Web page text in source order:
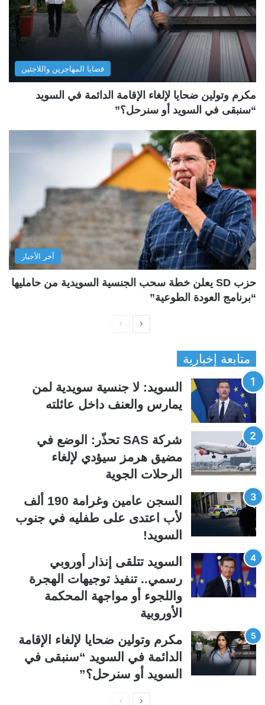
قضايا المهاجرين واللاجئين
مكرم وتولين ضحايا لإلغاء الإقامة الدائمة في السويد
“سنبقى في السويد أو سنرحل؟”
آخر الأخبار
حزب SD يعلن خطة سحب الجنسية السويدية من حامليها
“برنامج العودة الطوعية”
ح
ة
ل
س
ا
ق
ة
ح
ة
ل
ت
ي
ة
متابعة إخبارية
السويد: لا جنسية سويدية لمن
يمارس والعنف داخل عائلته
شركة SAS تحذّر: الوضع في
مضيق هرمز سيؤدي لإلغاء
الرحلات الجوية
السجن عامين وغرامة 190 ألف
لأب اعتدى على طفليه في جنوب
السويد!
السويد تتلقى إنذار أوروبي
رسمي.. تنفيذ توجيهات الهجرة
واللجوء أو مواجهة المحكمة
الأوروبية
مكرم وتولين ضحايا لإلغاء الإقامة
الدائمة في السويد “سنبقى في
السويد أو سنرحل؟”